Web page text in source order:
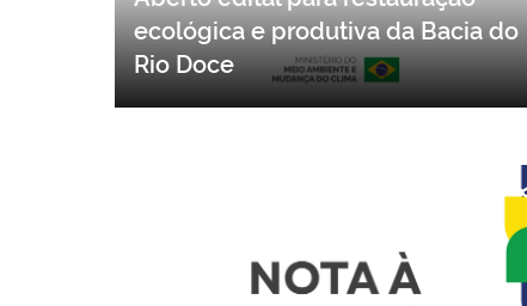
Aberto edital para restauração
ecológica e produtiva da Bacia do